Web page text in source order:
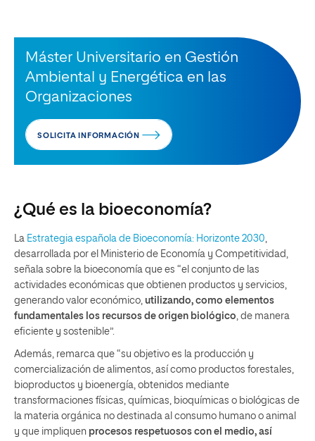
Máster Universitario en Gestión
Ambiental y Energética en las
Organizaciones
SOLICITA INFORMACIÓN
¿Qué es la bioeconomía?
La Estrategia española de Bioeconomía: Horizonte 2030
desarrollada por el Ministerio de Economía y Competitividad,
señala sobre la bioeconomía que es “el conjunto de las
actividades económicas que obtienen productos y servicios,
generando valor económico, utilizando, como elementos
fundamentales los recursos de origen biológico , de manera
eficiente y sostenible”.
Además, remarca que “su objetivo es la producción y
comercialización de alimentos, así como productos forestales,
bioproductos y bioenergía, obtenidos mediante
transformaciones físicas, químicas, bioquímicas o biológicas de
la materia orgánica no destinada al consumo humano o animal
y que impliquen procesos respetuosos con el medio, así